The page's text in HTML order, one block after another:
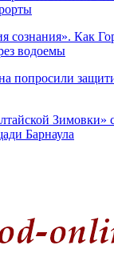
сознания». Как
водоемы
попросили
Зимовки»
Барнаула